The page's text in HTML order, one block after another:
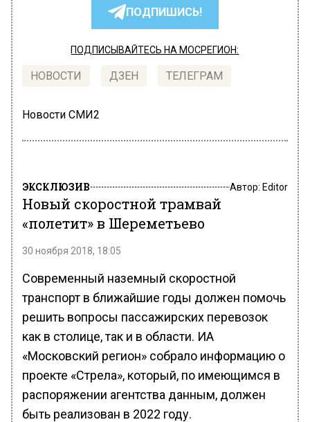
ПОДПИШИСЬ!
ПОДПИСЫВАЙТЕСЬ НА МОСРЕГИОН:
НОВОСТИ ДЗЕН ТЕЛЕГРАМ
Новости СМИ2
ЭКСКЛЮЗИВ Автор: Editor
Новый скоростной трамвай
«полетит» в Шереметьево
30 ноября 2018, 18:05
Современный наземный скоростной
транспорт в ближайшие годы должен помочь
решить вопросы пассажирских перевозок
как в столице, так и в области. ИА
«Московский регион» собрало информацию о
проекте «Стрела», который, по имеющимся в
распоряжении агентства данным, должен
быть реализован в 2022 году.